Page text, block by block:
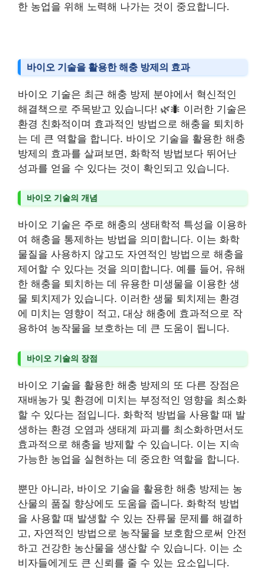
한 농업을 위해 노력해 나가는 것이 중요합니다.
바이오 기술을 활용한 해충 방제의 효과
바이오 기술은 최근 해충 방제 분야에서 혁신적인
해결책으로 주목받고 있습니다! 🌿🐜 이러한 기술은
환경 친화적이며 효과적인 방법으로 해충을 퇴치하
는 데 큰 역할을 합니다. 바이오 기술을 활용한 해충
방제의 효과를 살펴보면, 화학적 방법보다 뛰어난
성과를 얻을 수 있다는 것이 확인되고 있습니다.
바이오 기술의 개념
바이오 기술은 주로 해충의 생태학적 특성을 이용하
여 해충을 통제하는 방법을 의미합니다. 이는 화학
물질을 사용하지 않고도 자연적인 방법으로 해충을
제어할 수 있다는 것을 의미합니다. 예를 들어, 유해
한 해충을 퇴치하는 데 유용한 미생물을 이용한 생
물 퇴치제가 있습니다. 이러한 생물 퇴치제는 환경
에 미치는 영향이 적고, 대상 해충에 효과적으로 작
용하여 농작물을 보호하는 데 큰 도움이 됩니다.
바이오 기술의 장점
바이오 기술을 활용한 해충 방제의 또 다른 장점은
재배농가 및 환경에 미치는 부정적인 영향을 최소화
할 수 있다는 점입니다. 화학적 방법을 사용할 때 발
생하는 환경 오염과 생태계 파괴를 최소화하면서도
효과적으로 해충을 방제할 수 있습니다. 이는 지속
가능한 농업을 실현하는 데 중요한 역할을 합니다.
뿐만 아니라, 바이오 기술을 활용한 해충 방제는 농
산물의 품질 향상에도 도움을 줍니다. 화학적 방법
을 사용할 때 발생할 수 있는 잔류물 문제를 해결하
고, 자연적인 방법으로 농작물을 보호함으로써 안전
하고 건강한 농산물을 생산할 수 있습니다. 이는 소
비자들에게도 큰 신뢰를 줄 수 있는 요소입니다.